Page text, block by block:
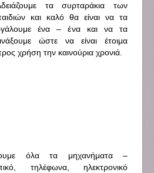
τα συρταράκια των
και καλό θα είναι να τα
ένα – ένα και να τα
ώστε να είναι έτοιμα
χρήση την καινούρια χρονιά.
όλα τα μηχανήματα –
τηλέφωνα, ηλεκτρονικό